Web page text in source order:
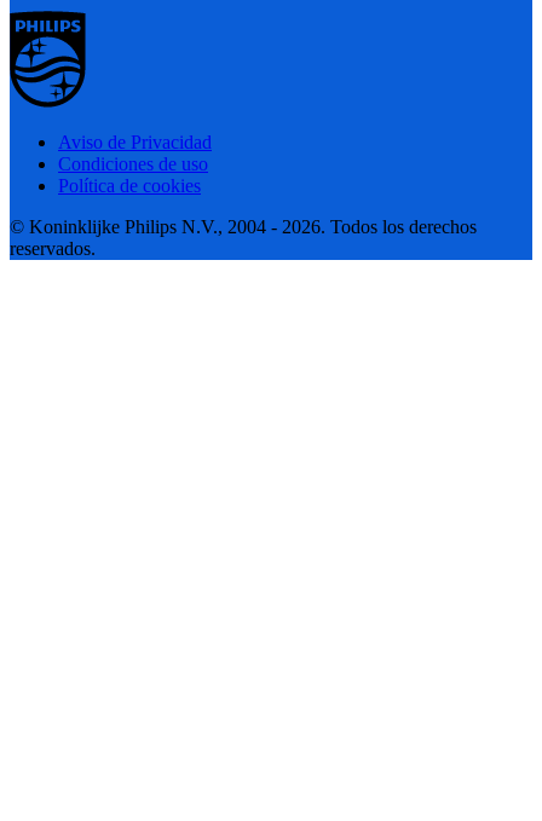
Aviso de Privacidad
Condiciones de uso
Política de cookies
© Koninklijke Philips N.V., 2004 - 2026. Todos los derechos
reservados.